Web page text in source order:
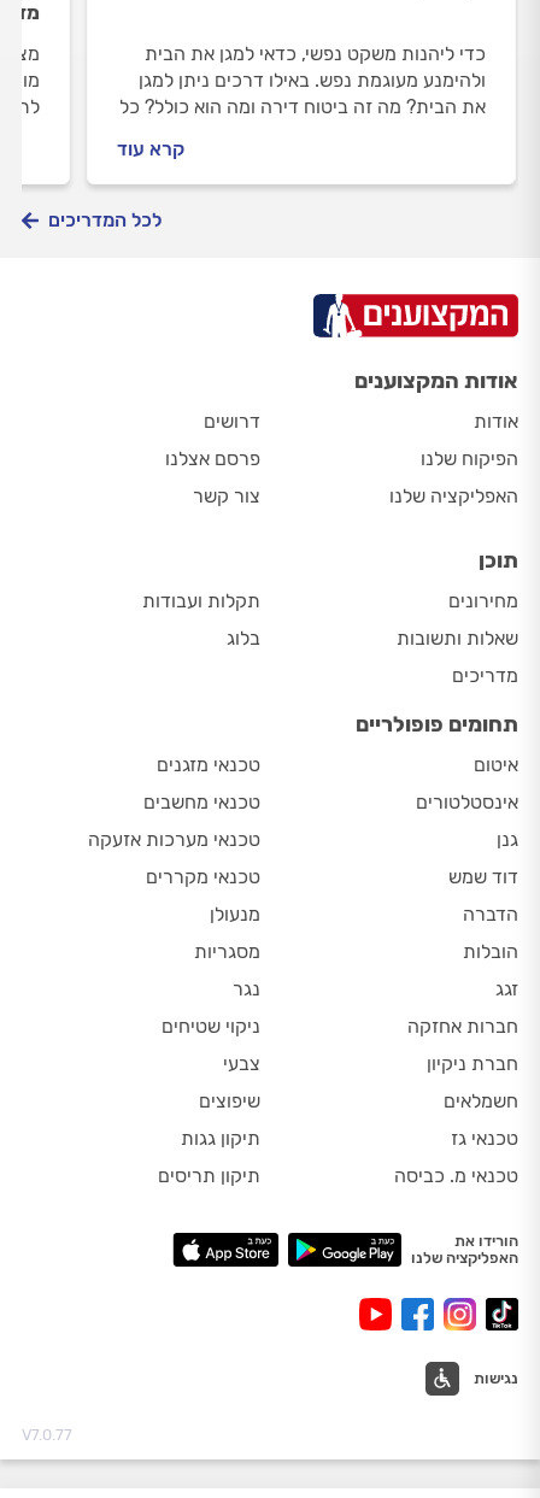
כדי ליהנות משקט נפשי, כדאי למגן את הבית
ולהימנע מעוגמת נפש. באילו דרכים ניתן למגן
את הבית? מה זה ביטוח דירה ומה הוא כולל? כל
קרא עוד
לכל המדריכים
אודות המקצוענים
אודות
הפיקוח שלנו
האפליקציה שלנו
דרושים
פרסם אצלנו
צור קשר
תוכן
מחירונים
שאלות ותשובות
מדריכים
תקלות ועבודות
בלוג
תחומים פופולריים
איטום
אינסטלטורים
גנן
דוד שמש
הדברה
הובלות
זגג
חברות אחזקה
חברת ניקיון
חשמלאים
טכנאי גז
טכנאי מ. כביסה
טכנאי מזגנים
טכנאי מחשבים
טכנאי מערכות אזעקה
טכנאי מקררים
מנעולן
מסגריות
נגר
ניקוי שטיחים
צבעי
שיפוצים
תיקון גגות
תיקון תריסים
הורידו את
האפליקציה שלנו
נגישות
V7.0.77